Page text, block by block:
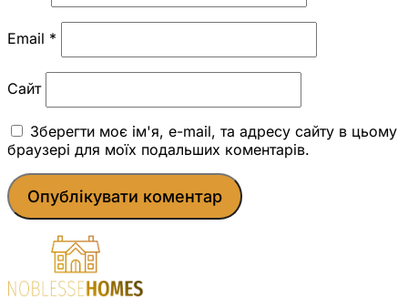
Email *
Сайт
Зберегти моє ім'я, e-mail, та адресу сайту в цьому
браузері для моїх подальших коментарів.